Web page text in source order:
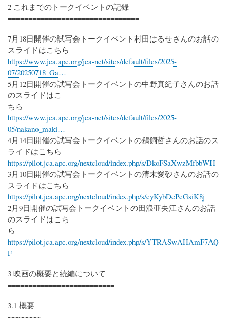
2 これまでのトークイベントの記録
================================
7月18日開催の試写会トークイベント村田はるせさんのお話の
スライドはこちら
https://www.jca.apc.org/jca-net/sites/default/files/2025-
07/20250718_Ga…
5月12日開催の試写会トークイベントの中野真紀子さんのお話
のスライドはこ
ちら
https://www.jca.apc.org/jca-net/sites/default/files/2025-
05/nakano_maki…
4月14日開催の試写会トークイベントの鵜飼哲さんのお話のス
ライドはこちら
https://pilot.jca.apc.org/nextcloud/index.php/s/DkoFSaXwzMfbbWH
3月10日開催の試写会トークイベントの清末愛砂さんのお話の
スライドはこちら
https://pilot.jca.apc.org/nextcloud/index.php/s/cyKybDcPcGsiK8j
2月9日開催の試写会トークイベントの田浪亜央江さんのお話
のスライドはこち
ら
https://pilot.jca.apc.org/nextcloud/index.php/s/YTRASwAHAmF7AQ
F
3 映画の概要と続編について
==========================
3.1 概要
~~~~~~~~